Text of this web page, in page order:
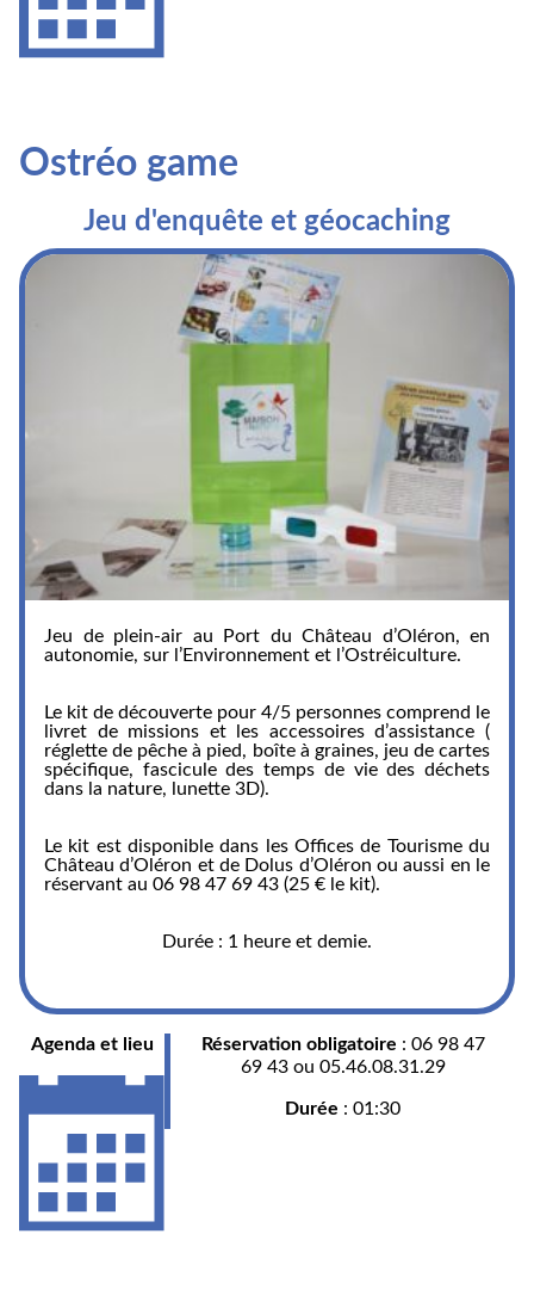
Ostréo game
Jeu d'enquête et géocaching
Jeu de plein-air au Port du Château d’Oléron, en
autonomie, sur l’Environnement et l’Ostréiculture.
Le kit de découverte pour 4/5 personnes comprend le
livret de missions et les accessoires d’assistance (
réglette de pêche à pied, boîte à graines, jeu de cartes
spécifique, fascicule des temps de vie des déchets
dans la nature, lunette 3D).
Le kit est disponible dans les Offices de Tourisme du
Château d’Oléron et de Dolus d’Oléron ou aussi en le
réservant au 06 98 47 69 43 (25 € le kit).
Durée : 1 heure et demie.
Agenda et lieu Réservation obligatoire : 06 98 47
69 43 ou 05.46.08.31.29
Durée : 01:30